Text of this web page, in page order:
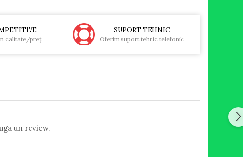
calitate/preţ
SUPORT TEHNIC
Oferim suport tehnic telefonic
un review.